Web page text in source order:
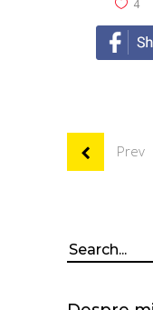
4
Prev
Search